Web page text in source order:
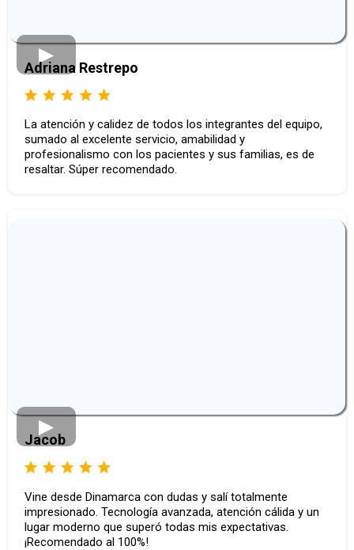
Adriana Restrepo
La atención y calidez de todos los integrantes del equipo,
sumado al excelente servicio, amabilidad y
profesionalismo con los pacientes y sus familias, es de
resaltar. Súper recomendado.
Jacob
Vine desde Dinamarca con dudas y salí totalmente
impresionado. Tecnología avanzada, atención cálida y un
lugar moderno que superó todas mis expectativas.
¡Recomendado al 100%!